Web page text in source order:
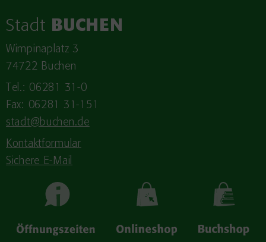
Stadt BUCHEN
Wimpinaplatz 3
74722 Buchen
Tel.: 06281 31-0
Fax: 06281 31-151
stadt@buchen.de
Kontaktformular
Sichere E-Mail